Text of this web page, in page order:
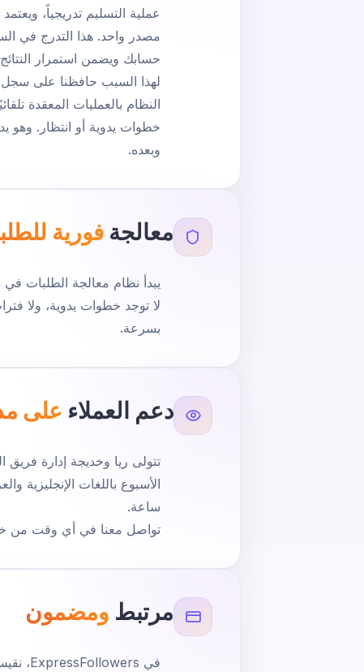
عملية التسليم تدريجياً،
مصدر واحد. هذا التدرج في
حسابك ويضمن استمرار
النظام بالعمليات المعقدة
خطوات يدوية أو انتظار. وهو
وبعده.
معالجة فورية
لا توجد خطوات يدوية، ولا
بسرعة.
دعم العملاء على
تتولى ريا وخديجة إدارة
الأسبوع باللغات الإنجليزية
ساعة.
تواصل معنا في أي وقت من
مرتبط ومضمون
في ExpressFollowers، نقيس النجاح بمقياس واحد: ما إذا كان حسابك ينمو بالفعل.